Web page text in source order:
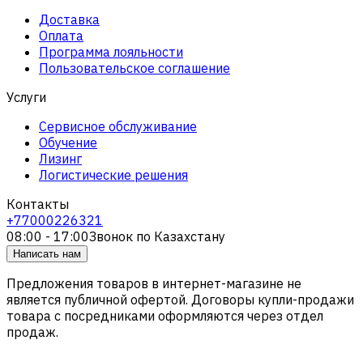
Доставка
Оплата
Программа лояльности
Пользовательское соглашение
Услуги
Сервисное обслуживание
Обучение
Лизинг
Логистические решения
Контакты
+77000226321
08:00 - 17:00Звонок по Казахстану
Написать нам
Предложения товаров в интернет-магазине не
является публичной офертой. Договоры купли-продажи
товара с посредниками оформляются через отдел
продаж.